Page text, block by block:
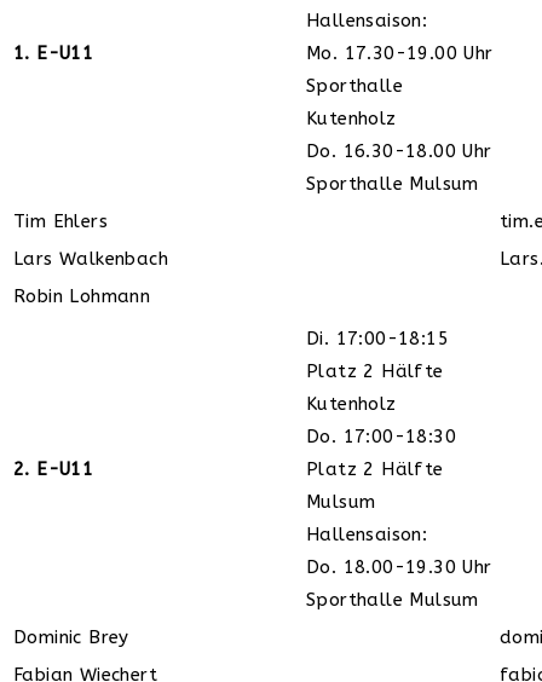
1. E-U11
Hallensaison:
Mo. 17.30-19.00 Uhr
Sporthalle
Kutenholz
Do. 16.30-18.00 Uhr
Sporthalle Mulsum
Tim Ehlers
Lars Walkenbach
Robin Lohmann
2. E-U11
Di. 17:00-18:15
Platz 2 Hälfte
Kutenholz
Do. 17:00-18:30
Platz 2 Hälfte
Mulsum
Hallensaison:
Do. 18.00-19.30 Uhr
Sporthalle Mulsum
Dominic Brey
Fabian Wiechert